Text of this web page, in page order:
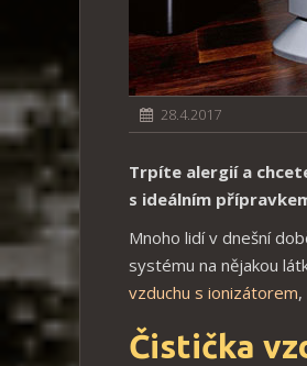
28.4.2017
Trpíte alergií a
s ideálním
Mnoho lidí v dnešní
systému na nějakou
vzduchu s ionizátorem
Čistička